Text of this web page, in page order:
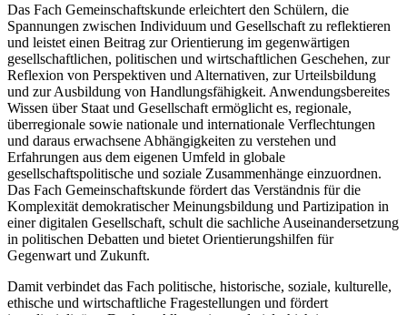
Das Fach Gemeinschaftskunde erleichtert den Schülern, die
Spannungen zwischen Individuum und Gesellschaft zu reflektieren
und leistet einen Beitrag zur Orientierung im gegenwärtigen
gesellschaftlichen, politischen und wirtschaftlichen Geschehen, zur
Reflexion von Perspektiven und Alternativen, zur Urteilsbildung
und zur Ausbildung von Handlungsfähigkeit. Anwendungsbereites
Wissen über Staat und Gesellschaft ermöglicht es, regionale,
überregionale sowie nationale und internationale Verflechtungen
und daraus erwachsene Abhängigkeiten zu verstehen und
Erfahrungen aus dem eigenen Umfeld in globale
gesellschaftspolitische und soziale Zusammenhänge einzuordnen.
Das Fach Gemeinschaftskunde fördert das Verständnis für die
Komplexität demokratischer Meinungsbildung und Partizipation in
einer digitalen Gesellschaft, schult die sachliche Auseinandersetzung
in politischen Debatten und bietet Orientierungshilfen für
Gegenwart und Zukunft.
Damit verbindet das Fach politische, historische, soziale, kulturelle,
ethische und wirtschaftliche Fragestellungen und fördert